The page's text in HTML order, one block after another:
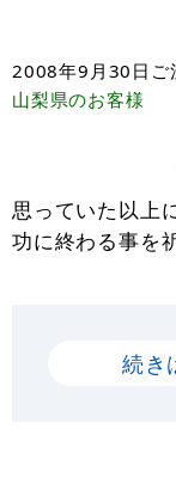
2008年9月30日 ご
山梨県のお客様
思っていた以上
功に終わる事を
続き